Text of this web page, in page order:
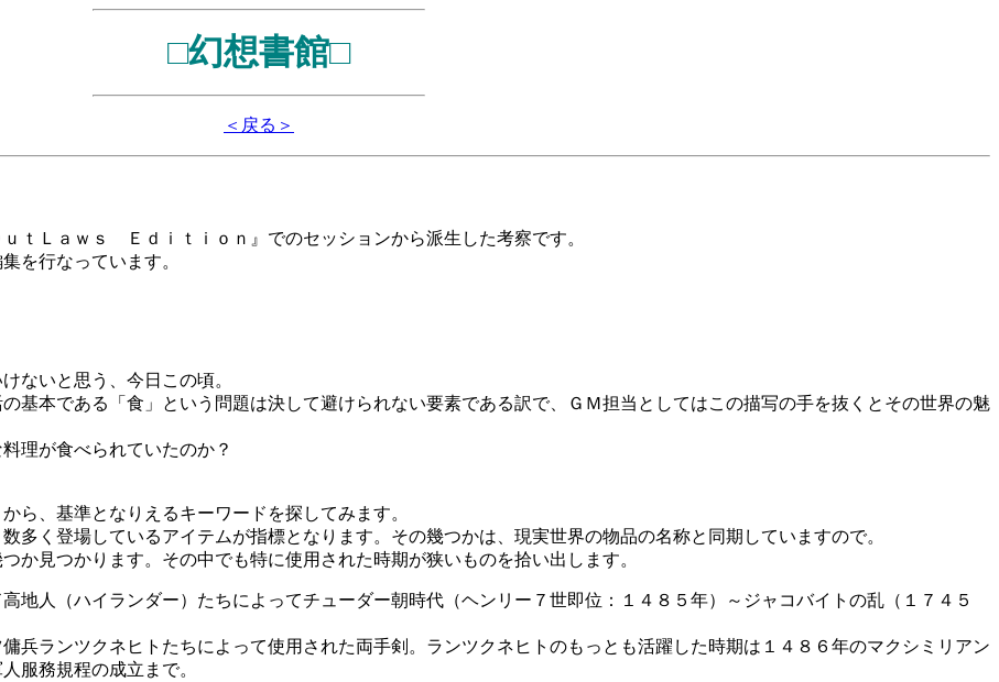
□幻想書館□
＜戻る＞
Ｌａｗｓ Ｅｄｉｔｉｏｎ』でのセッションから派生した考察です。
を行なっています。
ないと思う、今日この頃。
基本である「食」という問題は決して避けられない要素である訳で、ＧＭ担当としてはこの描写の手を抜くとその世界の魅
理が食べられていたのか？
、基準となりえるキーワードを探してみます。
く登場しているアイテムが指標となります。その幾つかは、現実世界の物品の名称と同期していますので。
見つかります。その中でも特に使用された時期が狭いものを拾い出します。
人（ハイランダー）たちによってチューダー朝時代（ヘンリー７世即位：１４８５年）～ジャコバイトの乱（１７４５
ランツクネヒトたちによって使用された両手剣。ランツクネヒトのもっとも活躍した時期は１４８６年のマクシミリアン
服務規程の成立まで。